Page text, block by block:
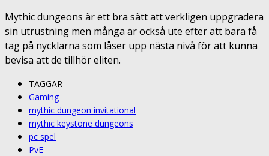
Mythic dungeons är ett bra sätt att verkligen uppgradera
sin utrustning men många är också ute efter att bara få
tag på nycklarna som låser upp nästa nivå för att kunna
bevisa att de tillhör eliten.
TAGGAR
Gaming
mythic dungeon invitational
mythic keystone dungeons
pc spel
PvE